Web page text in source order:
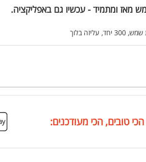
מאז ומתמיד - עכשיו גם באפליקציה.
בלוך
הכי טובים, הכי מעודכנים: